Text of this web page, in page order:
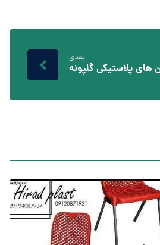
بعدی
های پلاستیکی گلپونه